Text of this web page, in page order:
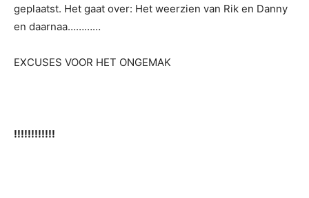
geplaatst. Het gaat over: Het weerzien van Rik en Danny
en daarnaa…………
EXCUSES VOOR HET ONGEMAK
!!!!!!!!!!!!